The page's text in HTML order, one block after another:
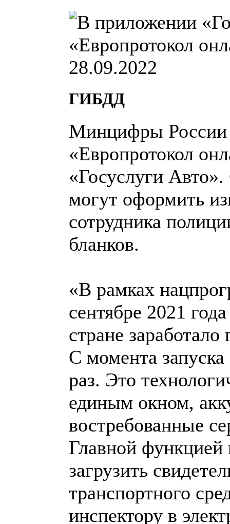
28.09.2022
ГИБДД
Минцифры России
«Европротокол
«Госуслуги
могут оформить
сотрудника
бланков.
«В рамках
сентябре 2021
стране
С момента
раз. Это
единым окном,
востребованные
Главной функцией
загрузить
транспортного
инспектору в